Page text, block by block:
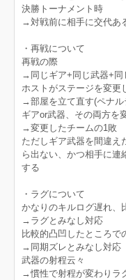
決勝トーナメント時
→対戦前に相手に交代あ
・再戦について
再戦の際
→同じギア+同じ武器+同
ホストがステージを変更
→部屋を立て直す(ペナル
ギアor武器、その両方を
→変更したチームの1敗
ただしギア武器を間違え
ら出ない、かつ相手に連
する
・ラグについて
かなりのキルログ遅れ、
→ラグとみなし対応
比較的凸凹したところで
→同期ズレとみなし対応
武器の射程云々
→慣性で射程が変わりラ